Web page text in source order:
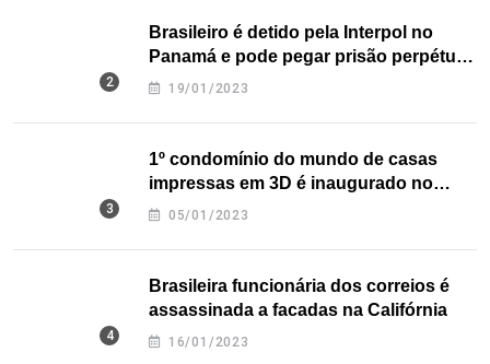
Brasileiro é detido pela Interpol no
Panamá e pode pegar prisão perpétua
nos EUA
19/01/2023
1º condomínio do mundo de casas
impressas em 3D é inaugurado no
Texas
05/01/2023
Brasileira funcionária dos correios é
assassinada a facadas na Califórnia
16/01/2023